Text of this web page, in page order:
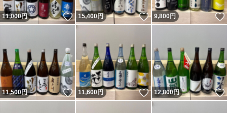
11,000円 いいね！
15,400円 いいね！
9,800円
11,500円 いいね！
11,600円 いいね！
12,800円